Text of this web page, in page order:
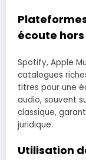
écoute
Spotify, Apple
catalogues
titres pour une
audio, souvent
classique,
juridique.
Utilisation